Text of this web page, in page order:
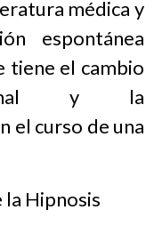
médica y
espontánea
tiene el cambio
y la
el curso de una